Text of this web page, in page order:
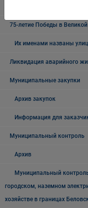
О процедурах ОРВ и
75-летие Победы в
Их именами названы
Ликвидация аварийного
Муниципальные закупки
Архив закупок
Информация для
Муниципальный контроль
Архив
Муниципальный
городском, наземном
хозяйстве в границах